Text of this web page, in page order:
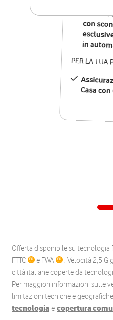
12 mesi
con
in
PER LA TUA
Casa con
Offerta disponibile su tecnologia
FTTC
e FWA
. Velocità 2,5
città italiane coperte da
Per maggiori informazioni sulle
limitazioni tecniche e
tecnologia e copertura